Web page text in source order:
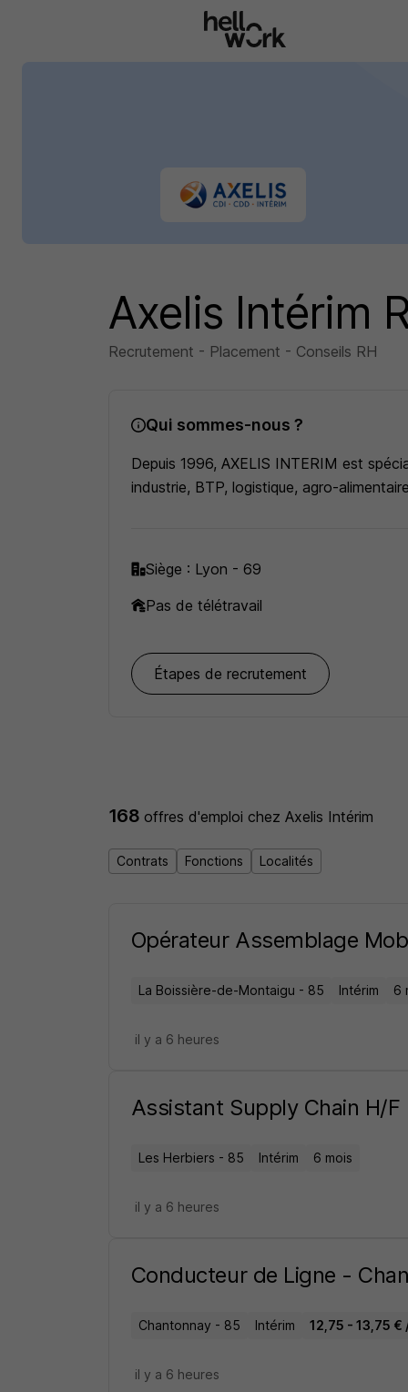
Axelis Intérim
Recrutement - Placement - Conseils RH
Qui sommes-nous ?
Depuis 1996, AXELIS INTERIM est
industrie, BTP, logistique, agro-
Siège : Lyon - 69
Pas de télétravail
Étapes de recrutement
168offres d'emploichez Axelis Intérim
Contrats Fonctions Localités
Opérateur Assemblage
La Boissière-de-Montaigu - 85 Intérim 6
il y a 6 heures
Assistant Supply Chain H/F
Les Herbiers - 85 Intérim 6 mois
il y a 6 heures
Conducteur de Ligne -
Chantonnay - 85 Intérim 12,75 - 13,75 €
il y a 6 heures